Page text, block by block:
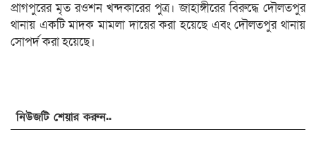
প্রাগপুরের মৃত রওশন খন্দকারের পুত্র। জাহাঙ্গীরের বিরুদ্ধে দৌলতপুর
থানায় একটি মাদক মামলা দায়ের করা হয়েছে এবং দৌলতপুর থানায়
সোপর্দ করা হয়েছে।
নিউজটি শেয়ার করুন..